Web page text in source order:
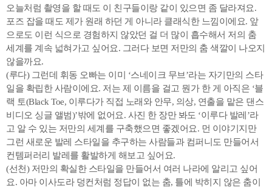
오늘처럼 촬영을 할 때도 이 친구들이랑 같이 있으면 좀 달라져요.
포즈 잡을 때도 제가 원래 하던 게 아니라 클래식한 느낌이에요. 앞
으로도 이런 식으로 경험하지 않았던 걸 더 많이 흡수해서 저의 춤
세계를 계속 넓혀가고 싶어요. 그러다 보면 저만의 춤 색깔이 나오지
않을까요.
(루다) 그런데 휘동 오빠는 이미 ‘스네이크 무브’라는 자기만의 스타
일을 확립한 사람이에요. 저는 제 이름을 걸고 뭔가 한 게 아직은 ‘블
랙 토(Black Toe, 이루다가 직접 노래와 안무, 의상, 연출을 맡은 댄스
비디오 싱글 앨범)’밖에 없어요. 사진 한 장만 봐도 ‘이루다 발레’라
고 알 수 있는 저만의 세계를 구축했으면 좋겠어요. 먼 이야기지만
그런 새로운 발레 스타일을 추구하는 사람들과 컴퍼니도 만들어서
컨템퍼러리 발레를 활발하게 해보고 싶어요.
(선천) 저만의 확실한 스타일을 만들어서 여러 나라에 알리고 싶어
요. 아마 이사도라 덩컨처럼 정답이 없는 춤, 틀에 박히지 않은 춤이